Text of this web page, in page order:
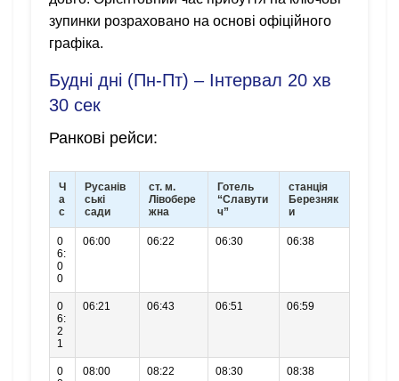
зупинки розраховано на основі офіційного
графіка.
Будні дні (Пн-Пт) – Інтервал 20 хв
30 сек
Ранкові рейси:
Ч
а
с
Русанів
ські
сади
ст. м.
Лівобере
жна
Готель
“Славути
ч”
станція
Березняк
и
0
6:
0
0
06:00 06:22 06:30 06:38
0
6:
2
1
06:21 06:43 06:51 06:59
0
08:00 08:22 08:30 08:38